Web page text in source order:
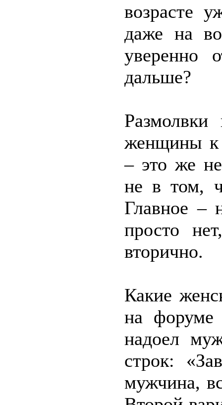
возрасте
даже на
уверенно
дальше?
Размолвки
женщины к
– это же
не в том,
Главное –
просто
вторично.
Какие
на форуме
надоел
строк:
мужчина,